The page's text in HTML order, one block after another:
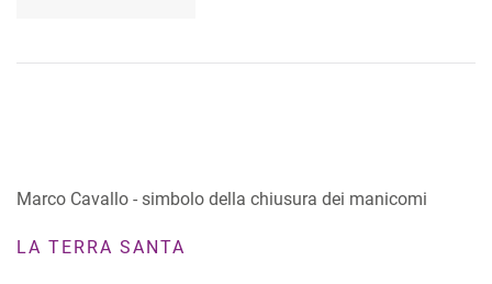
Marco Cavallo - simbolo della chiusura dei manicomi
LA TERRA SANTA